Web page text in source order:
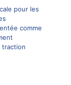
pour les
comme